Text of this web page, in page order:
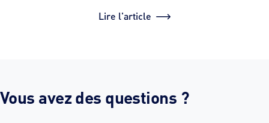
Lire l'article
Vous avez des questions ?